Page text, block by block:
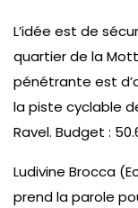
L’idée est de
quartier de la
pénétrante est
la piste cyclable
Ravel. Budget :
Ludivine Brocca
prend la parole